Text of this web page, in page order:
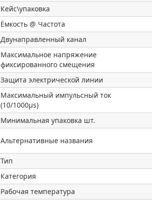
Кейс\упаковка
Ёмкость @ Частота
Двунаправленный канал
Максимальное напряжение
фиксированного смещения
Защита электрической линии
Максимальный импульсный ток
(10/1000µs)
Минимальная упаковка шт.
Альтернативные названия
Тип
Категория
Рабочая температура